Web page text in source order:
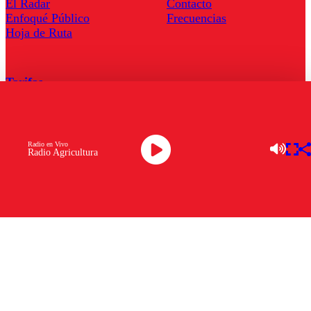
Radio Agricultura
Radio en Vivo
El Radar
Enfoqué Público
Hoja de Ruta
Contacto
Frecuencias
Tarifas
Descarga la APP